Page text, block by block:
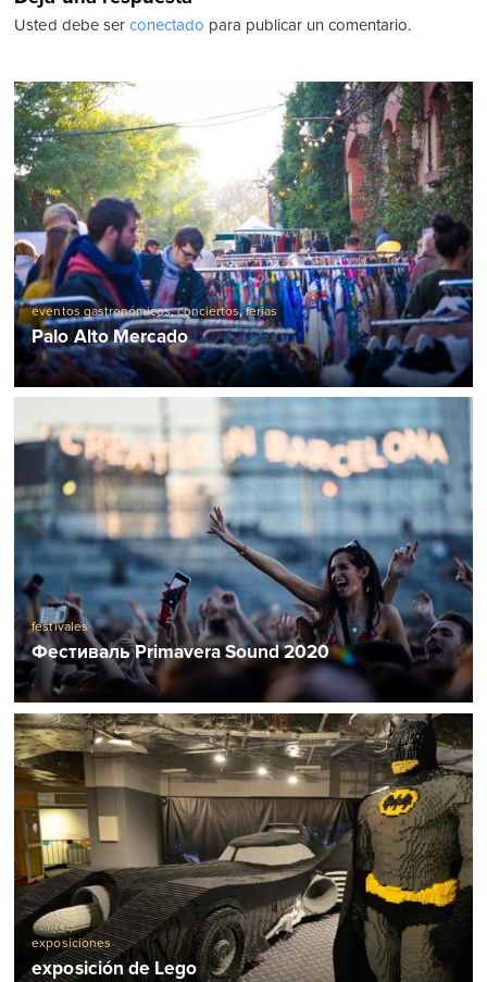
Usted debe ser conectado para publicar un comentario.
eventos gastronómicos,conciertos,ferias
Palo Alto Mercado
festivales
Фестиваль Primavera Sound 2020
exposiciones
exposición de Lego